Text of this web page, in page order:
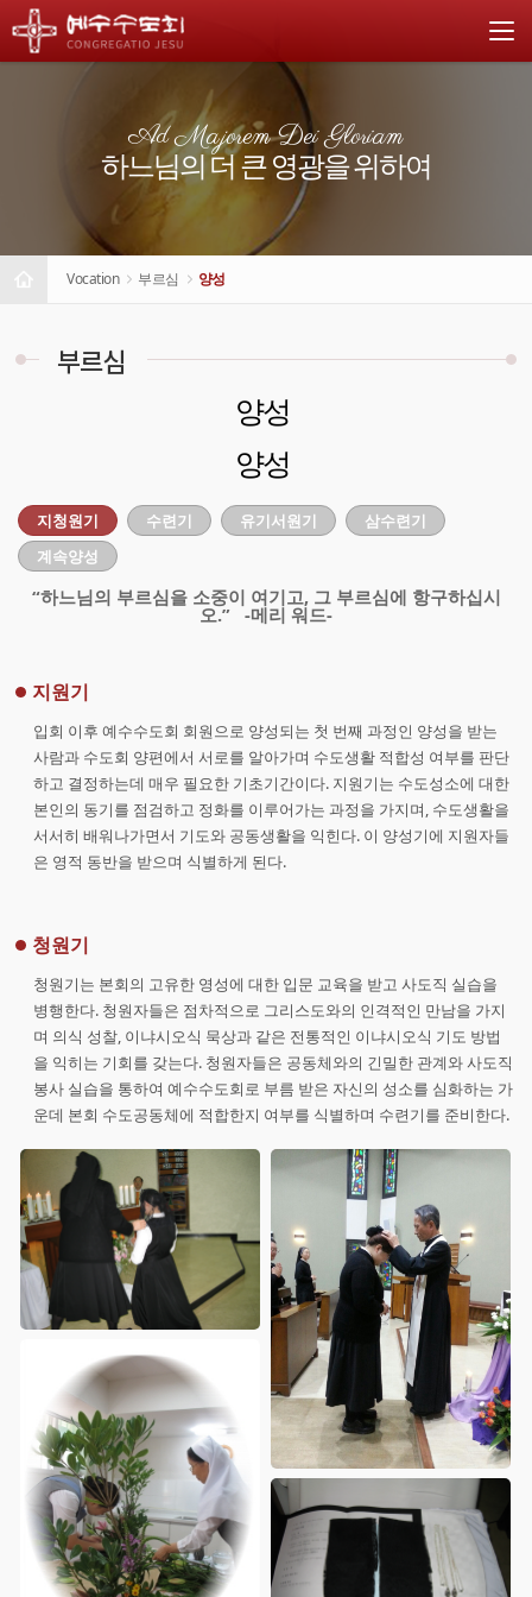
Ad Majorem Dei Gloriam
하느님의 더 큰 영광을 위하여
Vocation 부르심 양성
부르심
양성
양성
지청원기 수련기 유기서원기
삼수련기
계속양성
“하느님의 부르심을 소중이 여기고, 그 부르심에 항구하십시
오.” -메리 워드-
지원기
입회 이후 예수수도회 회원으로 양성되는 첫 번째 과정인 양성을 받는
사람과 수도회 양편에서 서로를 알아가며 수도생활 적합성 여부를 판단
하고 결정하는데 매우 필요한 기초기간이다. 지원기는 수도성소에 대한
본인의 동기를 점검하고 정화를 이루어가는 과정을 가지며, 수도생활을
서서히 배워나가면서 기도와 공동생활을 익힌다. 이 양성기에 지원자들
은 영적 동반을 받으며 식별하게 된다.
청원기
청원기는 본회의 고유한 영성에 대한 입문 교육을 받고 사도직 실습을
병행한다. 청원자들은 점차적으로 그리스도와의 인격적인 만남을 가지
며 의식 성찰, 이냐시오식 묵상과 같은 전통적인 이냐시오식 기도 방법
을 익히는 기회를 갖는다. 청원자들은 공동체와의 긴밀한 관계와 사도직
봉사 실습을 통하여 예수수도회로 부름 받은 자신의 성소를 심화하는 가
운데 본회 수도공동체에 적합한지 여부를 식별하며 수련기를 준비한다.